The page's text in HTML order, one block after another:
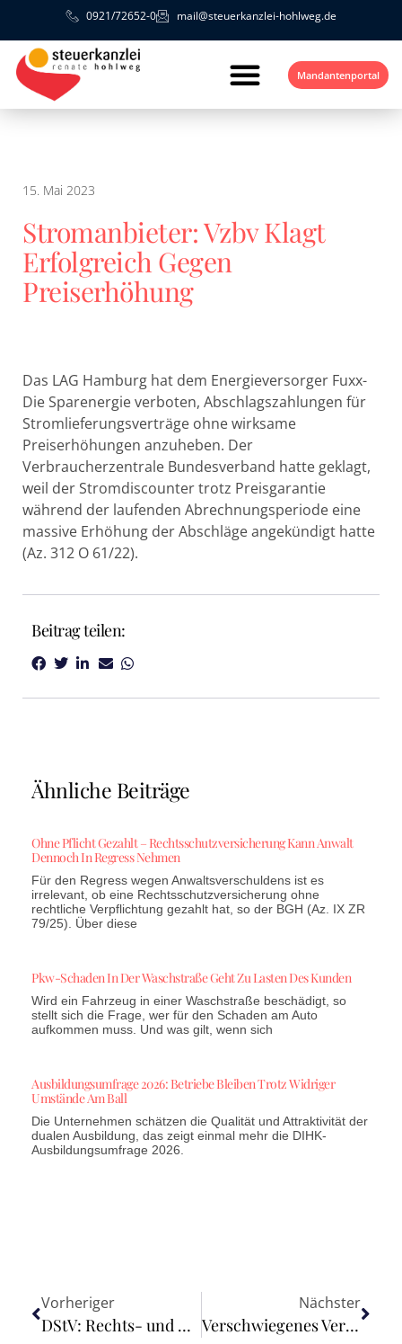
0921/72652-0 mail@steuerkanzlei-hohlweg.de
Mandantenportal
15. Mai 2023
Stromanbieter: Vzbv Klagt
Erfolgreich Gegen
Preiserhöhung
Das LAG Hamburg hat dem Energieversorger Fuxx-
Die Sparenergie verboten, Abschlagszahlungen für
Stromlieferungsverträge ohne wirksame
Preiserhöhungen anzuheben. Der
Verbraucherzentrale Bundesverband hatte geklagt,
weil der Stromdiscounter trotz Preisgarantie
während der laufenden Abrechnungsperiode eine
massive Erhöhung der Abschläge angekündigt hatte
(Az. 312 O 61/22).
Beitrag teilen:
Ähnliche Beiträge
Ohne Pflicht Gezahlt – Rechtsschutzversicherung Kann Anwalt
Dennoch In Regress Nehmen
Für den Regress wegen Anwaltsverschuldens ist es
irrelevant, ob eine Rechtsschutzversicherung ohne
rechtliche Verpflichtung gezahlt hat, so der BGH (Az. IX ZR
79/25). Über diese
Pkw-Schaden In Der Waschstraße Geht Zu Lasten Des Kunden
Wird ein Fahrzeug in einer Waschstraße beschädigt, so
stellt sich die Frage, wer für den Schaden am Auto
aufkommen muss. Und was gilt, wenn sich
Ausbildungsumfrage 2026: Betriebe Bleiben Trotz Widriger
Umstände Am Ball
Die Unternehmen schätzen die Qualität und Attraktivität der
dualen Ausbildung, das zeigt einmal mehr die DIHK-
Ausbildungsumfrage 2026.
Vorheriger
DStV: Rechts- und Berufsrechtsausschuss tagte in Berlin
Nächster
Verschwiegenes Vermögen führt zu Rückforderung des Jobcenters